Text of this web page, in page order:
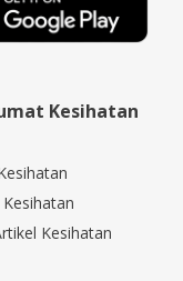
Kesihatan
Kesihatan